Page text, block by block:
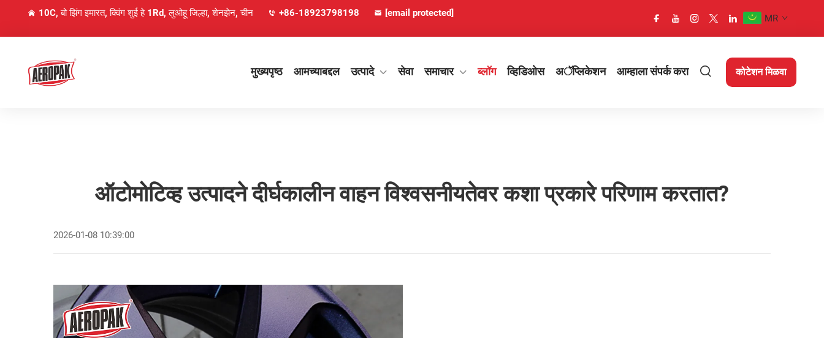
10C, बो झिंग इमारत, क्विंग शुई हे 1Rd, लुओहू जिल्हा, शेनझेन, चीन +86-18923798198 [email protected] MR
मुख्यपृष्ठ आमच्याबद्दल उत्पादे सेवा समाचार ब्लॉग व्हिडिओस अॅप्लिकेशन आम्हाला संपर्क करा कोटेशन मिळवा
ऑटोमोटिव्ह उत्पादने दीर्घकालीन वाहन विश्वसनीयतेवर कशा प्रकारे परिणाम करतात?
2026-01-08 10:39:00